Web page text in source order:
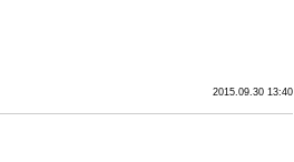
2015.09.30 13:40